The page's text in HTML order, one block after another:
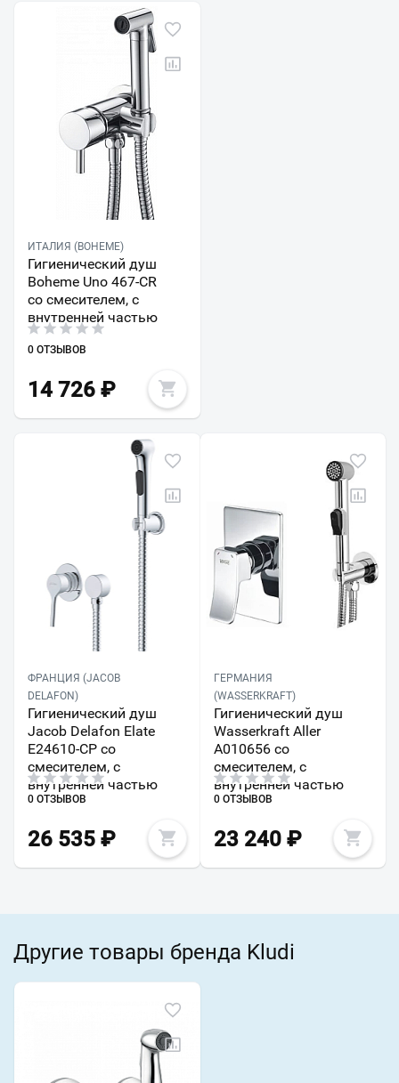
ИТАЛИЯ (BOHEME)
Гигиенический душ
Boheme Uno 467-CR
со смесителем, с
внутренней частью
0 ОТЗЫВОВ
14 726 ₽
ФРАНЦИЯ (JACOB
DELAFON)
Гигиенический душ
Jacob Delafon Elate
E24610-CP со
смесителем, с
внутренней частью
0 ОТЗЫВОВ
26 535 ₽
ГЕРМАНИЯ
(WASSERKRAFT)
Гигиенический душ
Wasserkraft Aller
A010656 со
смесителем, с
внутренней частью
0 ОТЗЫВОВ
23 240₽
Другие товары бренда Kludi